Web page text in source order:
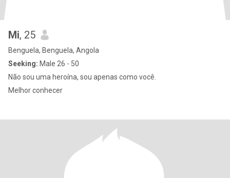
Mi, 25
Benguela, Benguela, Angola
Seeking: Male 26 - 50
Não sou uma heroína, sou apenas como você.
Melhor conhecer